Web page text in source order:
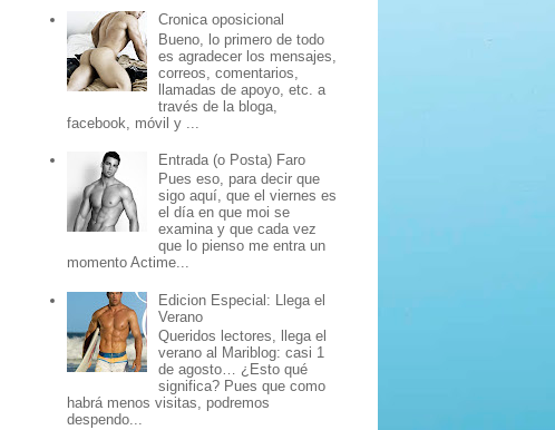
Cronica oposicional
Bueno, lo primero de todo
es agradecer los mensajes,
correos, comentarios,
llamadas de apoyo, etc. a
través de la bloga,
facebook, móvil y ...
Entrada (o Posta) Faro
Pues eso, para decir que
sigo aquí, que el viernes es
el día en que moi se
examina y que cada vez
que lo pienso me entra un
momento Actime...
Edicion Especial: Llega el
Verano
Queridos lectores, llega el
verano al Mariblog: casi 1
de agosto… ¿Esto qué
significa? Pues que como
habrá menos visitas, podremos
despendo...